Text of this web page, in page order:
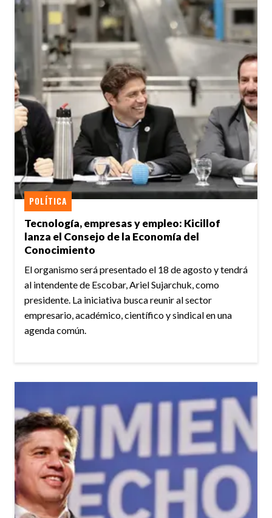
Tecnología, empresas y empleo: Kicillof
lanza el Consejo de la Economía del
Conocimiento
POLÍTICA
El organismo será presentado el 18 de agosto y tendrá
al intendente de Escobar, Ariel Sujarchuk, como
presidente. La iniciativa busca reunir al sector
empresario, académico, científico y sindical en una
agenda común.